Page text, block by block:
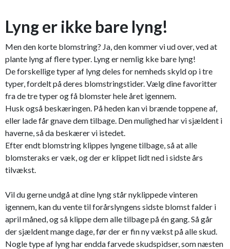
Lyng er ikke bare lyng!
Men den korte blomstring? Ja, den kommer vi ud over, ved at
plante lyng af flere typer. Lyng er nemlig kke bare lyng!
De forskellige typer af lyng deles for nemheds skyld op i tre
typer, fordelt på deres blomstringstider. Vælg dine favoritter
fra de tre typer og få blomster hele året igennem.
Husk også beskæringen. På heden kan vi brænde toppene af,
eller lade får gnave dem tilbage. Den mulighed har vi sjældent i
haverne, så da beskærer vi istedet.
Efter endt blomstring klippes lyngene tilbage, så at alle
blomsteraks er væk, og der er klippet lidt ned i sidste års
tilvækst.
Vil du gerne undgå at dine lyng står nyklippede vinteren
igennem, kan du vente til forårslyngens sidste blomst falder i
april måned, og så klippe dem alle tilbage på én gang. Så går
der sjældent mange dage, før der er fin ny vækst på alle skud.
Nogle type af lyng har endda farvede skudspidser, som næsten